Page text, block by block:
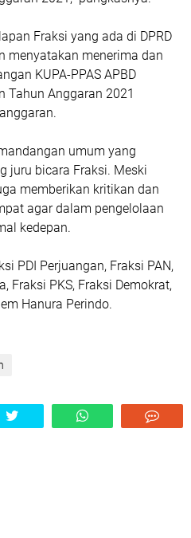
Fraksi yang ada di DPRD
menyatakan menerima dan
KUPA-PPAS APBD
Tahun Anggaran 2021
umum yang
juru bicara Fraksi. Meski
memberikan kritikan dan
agar dalam pengelolaan
kedepan.
PDI Perjuangan, Fraksi PAN,
Fraksi PKS, Fraksi Demokrat,
Hanura Perindo.